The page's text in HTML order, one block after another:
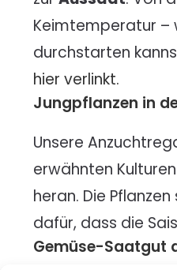
Keimtemperatur –
durchstarten
hier verlinkt.
Jungpflanzen in
Unsere
erwähnten
heran. Die
dafür, dass die
Gemüse-Saatgut